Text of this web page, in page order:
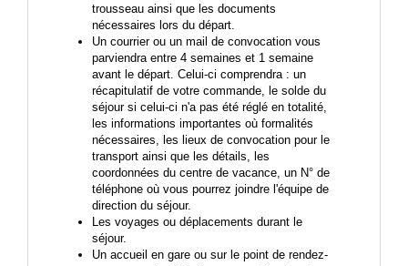
trousseau ainsi que les documents
nécessaires lors du départ.
Un courrier ou un mail de convocation vous
parviendra entre 4 semaines et 1 semaine
avant le départ. Celui-ci comprendra : un
récapitulatif de votre commande, le solde du
séjour si celui-ci n'a pas été réglé en totalité,
les informations importantes où formalités
nécessaires, les lieux de convocation pour le
transport ainsi que les détails, les
coordonnées du centre de vacance, un N° de
téléphone où vous pourrez joindre l'équipe de
direction du séjour.
Les voyages ou déplacements durant le
séjour.
Un accueil en gare ou sur le point de rendez-